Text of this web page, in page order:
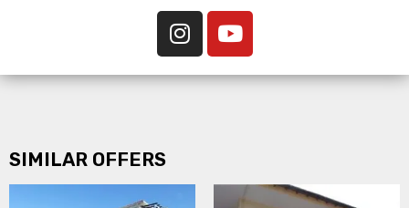
SIMILAR OFFERS